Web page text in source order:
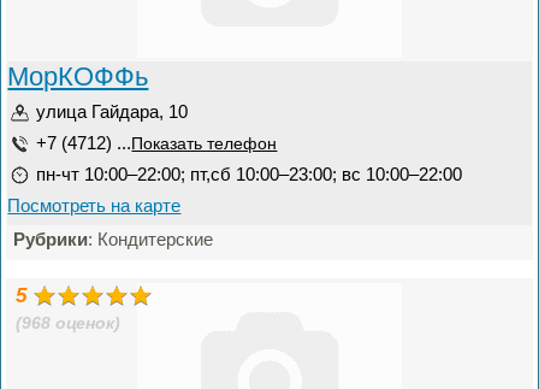
МорКОФФь
улица Гайдара, 10
+7 (4712) ... Показать телефон
пн-чт 10:00–22:00; пт,сб 10:00–23:00; вс 10:00–22:00
Посмотреть на карте
Рубрики: Кондитерские
5
(968 оценок)